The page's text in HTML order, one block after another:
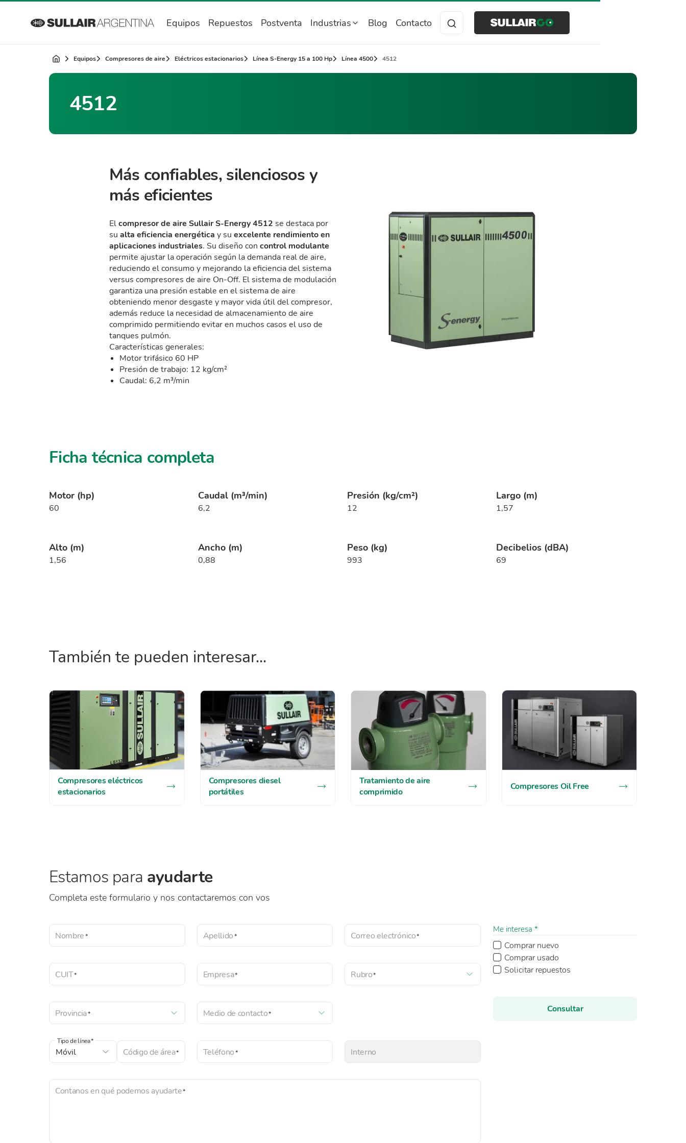
Equipos Repuestos Postventa Industrias Blog Contacto Buscar
Equipos Compresores de aire Eléctricos estacionarios Línea S-Energy 15 a 100 Hp Línea 4500 4512
4512
Más confiables, silenciosos y
más eficientes
Elcompresor de aire Sullair S-Energy 4512 se destaca por
su alta eficiencia energética y su excelente rendimiento en
aplicaciones industriales. Su diseño con control modulante
permite ajustar la operación según la demanda real de aire,
reduciendo el consumo y mejorando la eficiencia del sistema
versus compresores de aire On-Off. El sistema de modulación
garantiza una presión estable en el sistema de aire
obteniendo menor desgaste y mayor vida útil del compresor,
además reduce la necesidad de almacenamiento de aire
comprimido permitiendo evitar en muchos casos el uso de
tanques pulmón.
Características generales:
Motor trifásico 60 HP
Presión de trabajo: 12 kg/cm²
Caudal: 6,2 m³/min
Ficha técnica completa
Motor (hp)
60
Caudal (m³/min)
6,2
Presión (kg/cm²)
12
Largo (m)
1,57
Alto (m)
1,56
Ancho (m)
0,88
Peso (kg)
993
Decibelios (dBA)
69
También te pueden interesar...
Compresores eléctricos
estacionarios
Compresores diesel
portátiles
Tratamiento de aire
comprimido
Compresores Oil Free
Estamos para ayudarte
Completa este formulario y nos contactaremos con vos
Nombre Apellido Correo electrónico
CUIT Empresa Rubro
Provincia Medio de contacto
Tipo de línea
Código de área Interno
Teléfono
Contanos en qué podemos ayudarte
Me interesa *
Comprar nuevo
Comprar usado
Solicitar repuestos
Consultar